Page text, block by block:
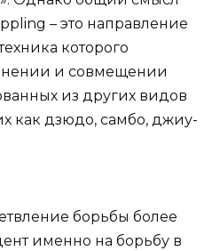
– это направление
которого
и совмещении
из других видов
как дзюдо, самбо, джиу-
борьбы более
именно на борьбу в